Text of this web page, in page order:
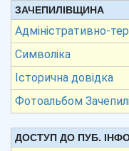
ЗАЧЕПИЛІВЩИНА
Адміністративно-
Символіка
Історична довідка
Фотоальбом
ДОСТУП ДО ПУБ.